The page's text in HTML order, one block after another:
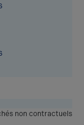
non contractuels